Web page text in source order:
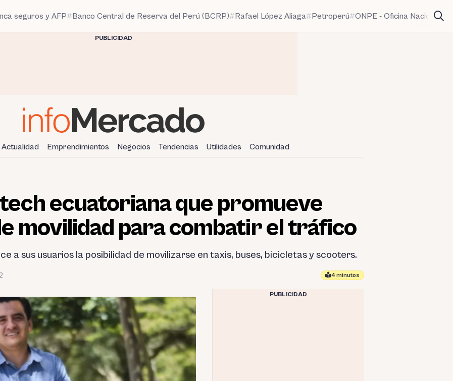
seguros y AFP Banco Central de Reserva del Perú (BCRP) Rafael López Aliaga Petroperú ONPE - Oficina Nacional
PUBLICIDAD
Actualidad Emprendimientos Negocios Tendencias Utilidades Comunidad
ecuatoriana que promueve
movilidad para combatir el tráfico
a sus usuarios la posibilidad de movilizarse en taxis, buses, bicicletas y scooters.
4 minutos
PUBLICIDAD